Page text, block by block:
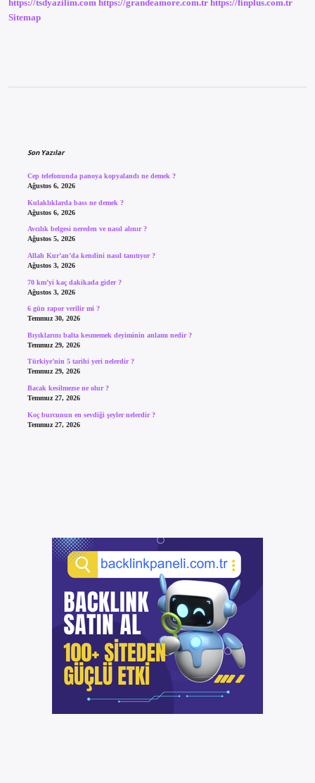
https://tsdyazilim.com https://grandeamore.com.tr https://finplus.com.tr
Sitemap
Son Yazılar
Cep telefonunda panoya kopyalandı ne demek ?
Ağustos 6, 2026
Kulaklıklarda bass ne demek ?
Ağustos 6, 2026
Avcılık belgesi nereden ve nasıl alınır ?
Ağustos 5, 2026
Allah Kur’an’da kendini nasıl tanıtıyor ?
Ağustos 3, 2026
70 km’yi kaç dakikada gider ?
Ağustos 3, 2026
6 gün rapor verilir mi ?
Temmuz 30, 2026
Bıyıklarını balta kesmemek deyiminin anlamı nedir ?
Temmuz 29, 2026
Türkiye’nin 5 tarihi yeri nelerdir ?
Temmuz 29, 2026
Bacak kesilmezse ne olur ?
Temmuz 27, 2026
Koç burcunun en sevdiği şeyler nelerdir ?
Temmuz 27, 2026